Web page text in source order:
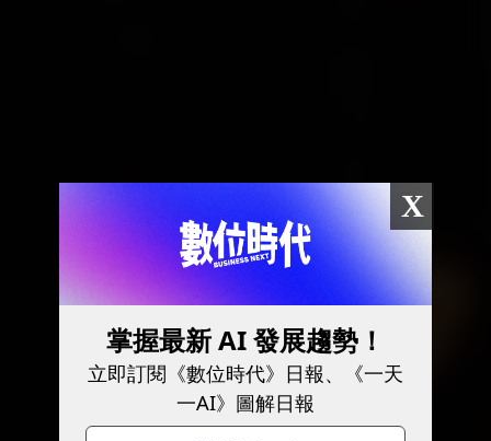
X
掌握最新 AI 發展趨勢！
立即訂閱《數位時代》日報、《一天
一AI》圖解日報